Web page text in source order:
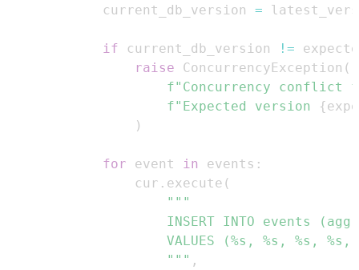
            current_db_version
=
if current_db_version !=
raise ConcurrencyException (
f"Concurrency conflict
f"Expected version
{
)
for event in events :
                cur
. execute (
                    """
,